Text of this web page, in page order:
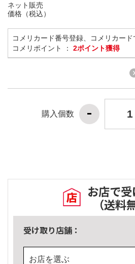
ネット販売
価格（税込）
コメリカード番号登録、コメリカー
コメリポイント ： 2ポイント獲得
購入個数
お店で
（送料
受け取り店舗：
お店を選ぶ